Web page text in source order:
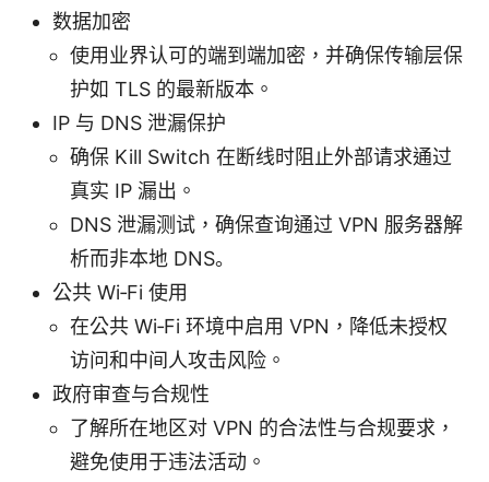
数据加密
使用业界认可的端到端加密，并确保传输层保
护如 TLS 的最新版本。
IP 与 DNS 泄漏保护
确保 Kill Switch 在断线时阻止外部请求通过
真实 IP 漏出。
DNS 泄漏测试，确保查询通过 VPN 服务器解
析而非本地 DNS。
公共 Wi‑Fi 使用
在公共 Wi‑Fi 环境中启用 VPN，降低未授权
访问和中间人攻击风险。
政府审查与合规性
了解所在地区对 VPN 的合法性与合规要求，
避免使用于违法活动。